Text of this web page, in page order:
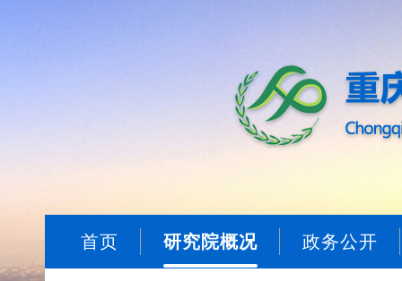
首页 研究院概况 政务公开